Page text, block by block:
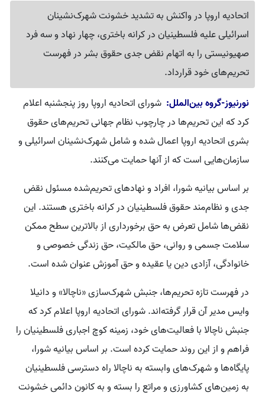
اتحادیه اروپا در واکنش به تشدید خشونت شهرک‌نشینان
اسرائیلی علیه فلسطینیان در کرانه باختری، چهار نهاد و سه فرد
صهیونیستی را به اتهام نقض جدی حقوق بشر در فهرست
تحریم‌های خود قرارداد.
نورنیوز-گروه بین‌الملل: شورای اتحادیه اروپا روز پنجشنبه اعلام
کرد که این تحریم‌ها در چارچوب نظام جهانی تحریم‌های حقوق
بشری اتحادیه اروپا اعمال شده و شامل شهرک‌نشینان اسرائیلی و
سازمان‌هایی است که از آنها حمایت می‌کنند.
بر اساس بیانیه شورا، افراد و نهادهای تحریم‌شده مسئول نقض
جدی و نظام‌مند حقوق فلسطینیان در کرانه باختری هستند. این
نقض‌ها شامل تعرض به حق برخورداری از بالاترین سطح ممکن
سلامت جسمی و روانی، حق مالکیت، حق زندگی خصوصی و
خانوادگی، آزادی دین یا عقیده و حق آموزش عنوان شده است.
در فهرست تازه تحریم‌ها، جنبش شهرک‌سازی «ناچالا» و دانیلا
وایس مدیر آن قرار گرفته‌اند. شورای اتحادیه اروپا اعلام کرد که
جنبش ناچالا با فعالیت‌های خود، زمینه کوچ اجباری فلسطینیان را
فراهم و از این روند حمایت کرده است. بر اساس بیانیه شورا،
پایگاه‌ها و شهرک‌های وابسته به ناچالا راه دسترسی فلسطینیان
به زمین‌های کشاورزی و مراتع را بسته و به کانون دائمی خشونت